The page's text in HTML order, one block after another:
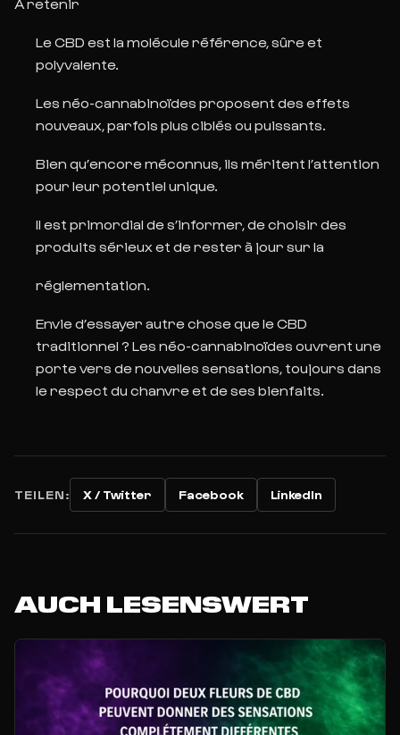
À retenir
Le CBD est la molécule référence, sûre et
polyvalente.
Les néo-cannabinoïdes proposent des effets
nouveaux, parfois plus ciblés ou puissants.
Bien qu’encore méconnus, ils méritent l’attention
pour leur potentiel unique.
Il est primordial de s’informer, de choisir des
produits sérieux et de rester à jour sur la
réglementation.
Envie d’essayer autre chose que le CBD
traditionnel ? Les néo-cannabinoïdes ouvrent une
porte vers de nouvelles sensations, toujours dans
le respect du chanvre et de ses bienfaits.
TEILEN: X / Twitter Facebook LinkedIn
AUCH LESENSWERT